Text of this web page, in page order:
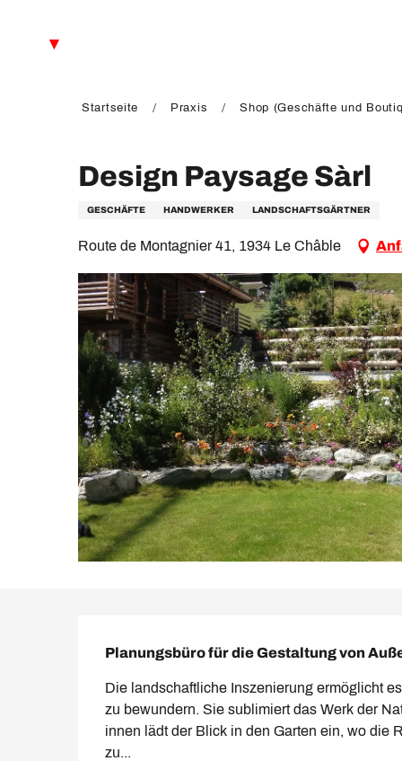
Startseite Praxis Shop (Geschäfte und
Design Paysage Sàrl
GESCHÄFTE HANDWERKER LANDSCHAFTSGÄRTNER
Route de Montagnier 41, 1934 Le Châble
Planungsbüro für die Gestaltung von
Die landschaftliche Inszenierung ermöglicht
zu bewundern. Sie sublimiert das Werk der
innen lädt der Blick in den Garten ein, wo die
zu...